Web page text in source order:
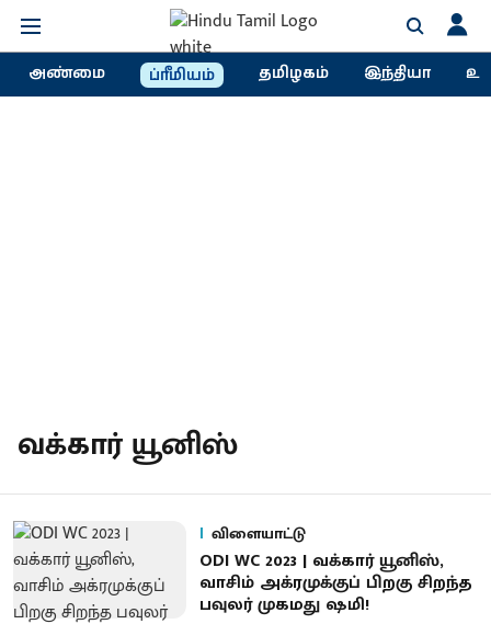
அண்மை ப்ரீமியம் தமிழகம் இந்தியா
வக்கார் யூனிஸ்
விளையாட்டு
ODI WC 2023 | வக்கார் யூனிஸ்,
வாசிம் அக்ரமுக்குப் பிறகு சிறந்த
பவுலர் முகமது ஷமி!